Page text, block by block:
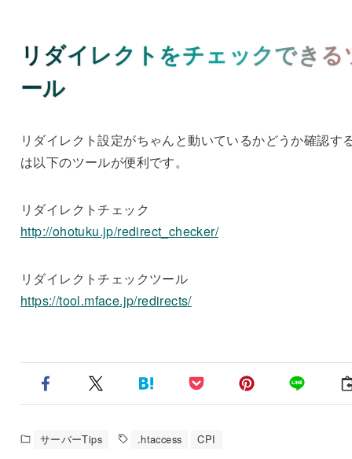
リダイレクトをチェックできる
ール
リダイレクト設定がちゃんと動いているかどうか確認す
は以下のツールが便利です。
リダイレクトチェック
http://ohotuku.jp/redirect_checker/
リダイレクトチェックツール
https://tool.mface.jp/redirects/
サーバーTips .htaccess CPI